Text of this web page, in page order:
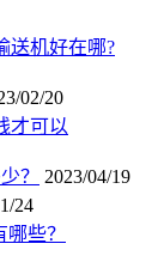
送机好在哪?
02/20
才可以
？
2023/04/19
24
些？